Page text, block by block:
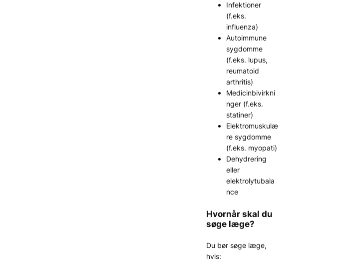
Infektioner
(f.eks.
influenza)
Autoimmune
sygdomme
(f.eks. lupus,
reumatoid
arthritis)
Medicinbivirkni
nger (f.eks.
statiner)
Elektromuskulæ
re sygdomme
(f.eks. myopati)
Dehydrering
eller
elektrolytubala
nce
Hvornår skal du
søge læge?
Du bør søge læge,
hvis: